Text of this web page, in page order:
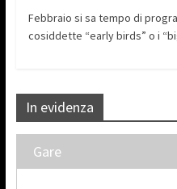
Febbraio si sa tempo di
cosiddette “early birds” o i
In evidenza
Gare